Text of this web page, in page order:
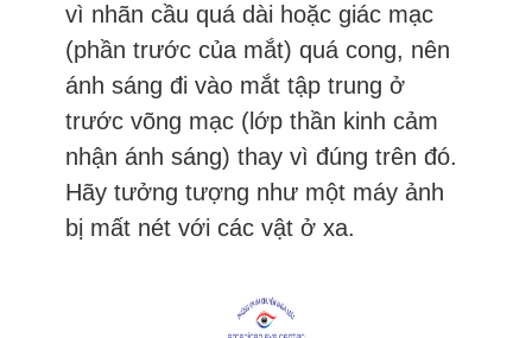
vì nhãn cầu quá dài hoặc giác mạc
(phần trước của mắt) quá cong, nên
ánh sáng đi vào mắt tập trung ở
trước võng mạc (lớp thần kinh cảm
nhận ánh sáng) thay vì đúng trên đó.
Hãy tưởng tượng như một máy ảnh
bị mất nét với các vật ở xa.